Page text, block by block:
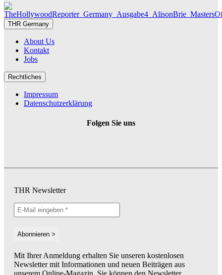
THR Germany
About Us
Kontakt
Jobs
Rechtliches
Impressum
Datenschutzerklärung
Folgen Sie uns
THR Newsletter
Mit Ihrer Anmeldung erhalten Sie unseren kostenlosen
Newsletter mit Informationen und neuen Beiträgen aus
unserem Online-Magazin. Sie können den Newsletter